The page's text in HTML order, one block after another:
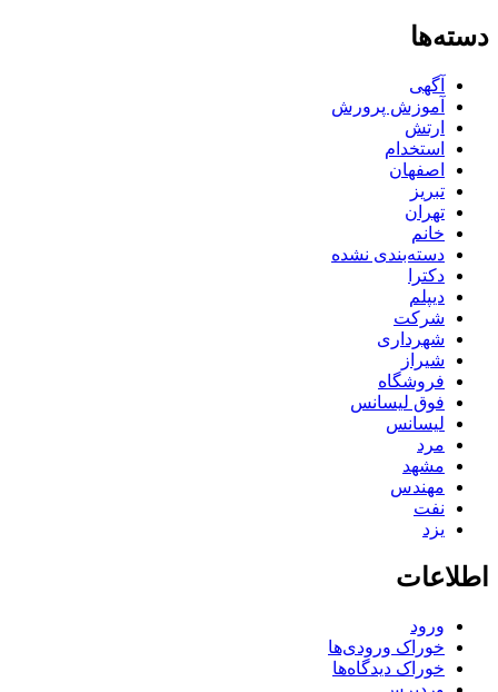
دسته‌ها
آگهی
آموزش پرورش
ارتش
استخدام
اصفهان
تبریز
تهران
خانم
دسته‌بندی نشده
دکترا
دیپلم
شرکت
شهرداری
شیراز
فروشگاه
فوق لیسانس
لیسانس
مرد
مشهد
مهندس
نفت
یزد
اطلاعات
ورود
خوراک ورودی‌ها
خوراک دیدگاه‌ها